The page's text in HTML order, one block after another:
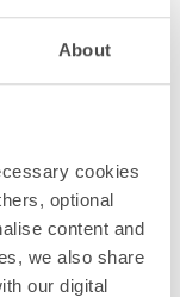
About
cookies
optional
content and
we also share
our digital